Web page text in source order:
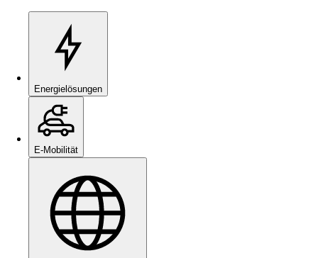
Energielösungen
E-Mobilität